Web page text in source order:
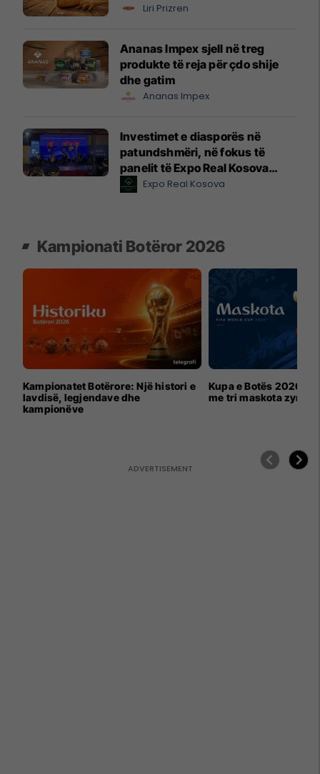
Liri Prizren
Ananas Impex sjell në treg
produkte të reja për çdo shije
dhe gatim
Ananas Impex
Investimet e diasporës në
patundshmëri, në fokus të
panelit të Expo Real Kosova
2026Expo Real Kosova
Kampionati Botëror 2026
Kampionatet Botërore: Një histori e
lavdisë, legjendave dhe
kampionëve
Kupa e Botës 2026
me tri maskota zyrtare